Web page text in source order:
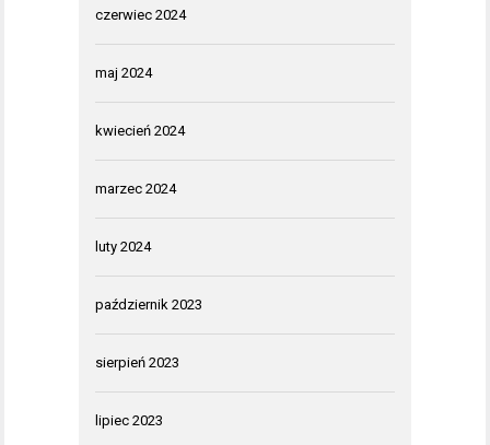
czerwiec 2024
maj 2024
kwiecień 2024
marzec 2024
luty 2024
październik 2023
sierpień 2023
lipiec 2023